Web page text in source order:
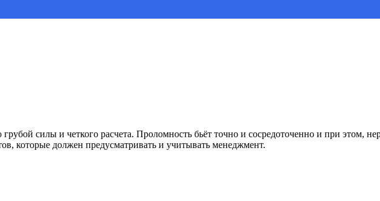
силы и четкого расчета. Проломность бьёт точно и сосредоточенно и при этом,
которые должен предусматривать и учитывать менеджмент.